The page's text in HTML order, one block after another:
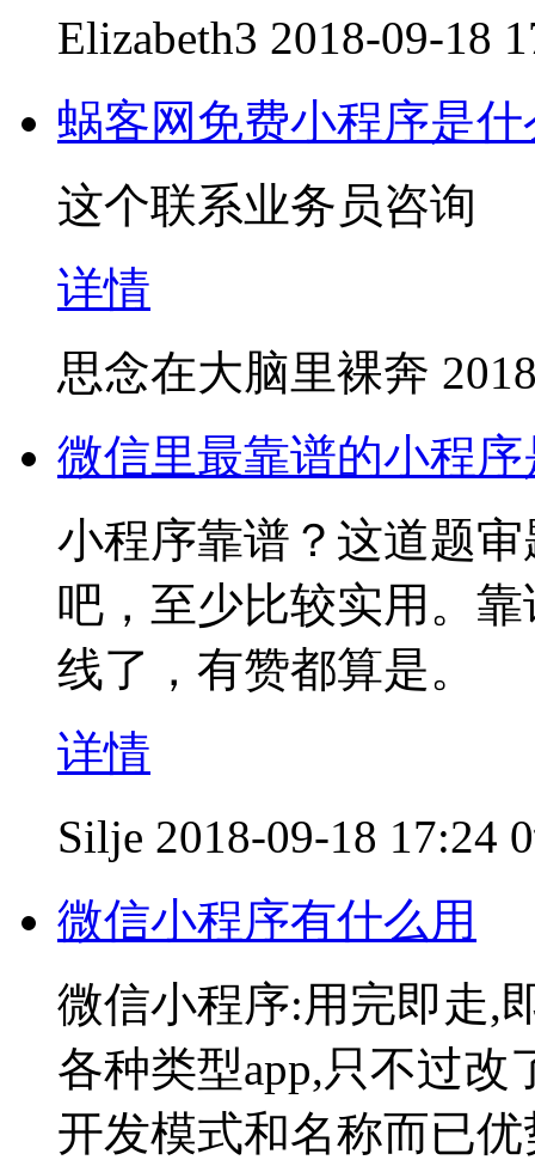
Elizabeth3 2018-09-18
蜗客网免费小程序是
这个联系业务员咨询
详情
思念在大脑里裸奔
微信里最靠谱的小程
小程序靠谱？这道题
吧，至少比较实用。
线了，有赞都算是。
详情
Silje 2018-09-18 17:24
微信小程序有什么用
微信小程序:用完即走,
各种类型app,只不过
开发模式和名称而已